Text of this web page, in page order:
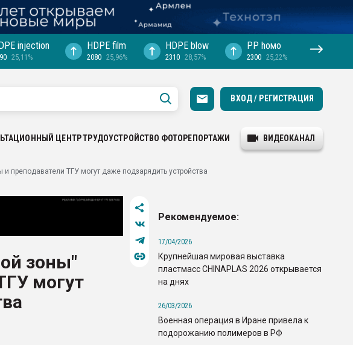
injection
25,11%
HDPE film
2080 25,96%
HDPE blow
2310 28,57%
PP hомо
2300 25,22%
ВХОД / РЕГИСТРАЦИЯ
ЦЕНТРТРУДОУСТРОЙСТВО ФОТОРЕПОРТАЖИ ВИДЕОКАНАЛ
преподаватели ТГУ могут даже подзарядить устройства
зоны"
могут
Рекомендуемое:
17/04/2026
Крупнейшая мировая выставка
пластмасс CHINAPLAS 2026 открывается
на днях
26/03/2026
Военная операция в Иране привела к
подорожанию полимеров в РФ